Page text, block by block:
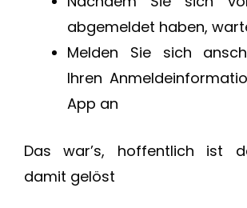
abgemeldet haben,
Melden Sie sich
Ihren
App an
Das war’s, hoffentlich ist
damit gelöst